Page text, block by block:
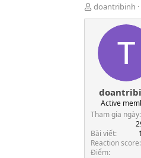
T
h
t
r
doantribinh
Active
Tham gia ngày
Bài viết
Reaction score
Điểm